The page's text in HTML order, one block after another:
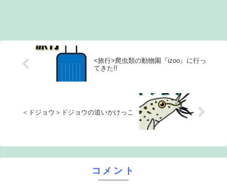
<旅行>爬虫類の動物園『izoo』に行っ
てきた!!
＜ドジョウ＞ドジョウの追いかけっこ
コメント